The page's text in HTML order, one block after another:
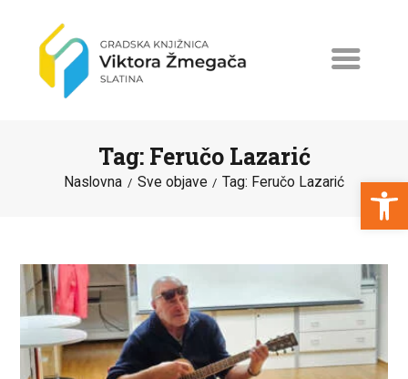
Open toolbar
Tag: Feručo Lazarić
Naslovna Sve objave Tag: Feručo Lazarić
NOVOSTI
ERASMUS+
PROGRAMI I PROJEKTI
KATALOG